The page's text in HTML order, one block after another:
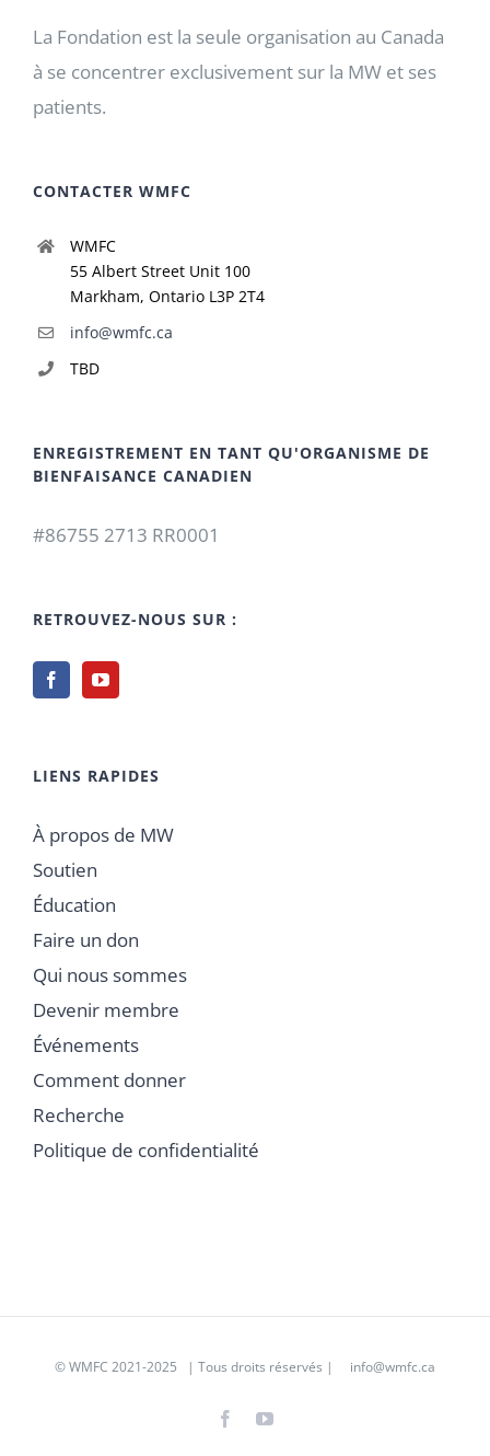
La Fondation est la seule organisation au Canada
à se concentrer exclusivement sur la MW et ses
patients.
CONTACTER WMFC
WMFC
55 Albert Street Unit 100
Markham, Ontario L3P 2T4
info@wmfc.ca
TBD
ENREGISTREMENT EN TANT QU'ORGANISME DE
BIENFAISANCE CANADIEN
#86755 2713 RR0001
RETROUVEZ-NOUS SUR :
LIENS RAPIDES
À propos de MW
Soutien
Éducation
Faire un don
Qui nous sommes
Devenir membre
Événements
Comment donner
Recherche
Politique de confidentialité
©WMFC 2021-2025 | Tous droits réservés | info@wmfc.ca
FacebookYouTube